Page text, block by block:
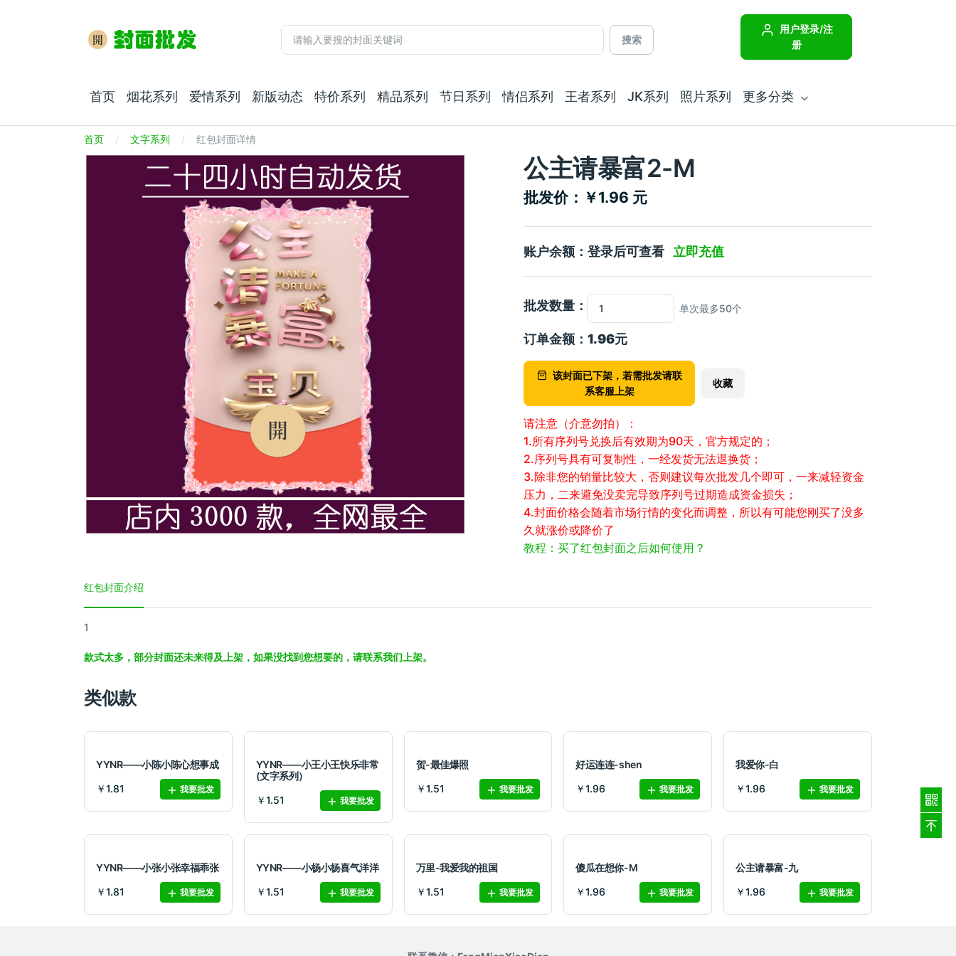
搜索
用户登录/注
册
首页 烟花系列 爱情系列 新版动态 特价系列 精品系列 节日系列 情侣系列 王者系列 JK系列 照片系列 更多分类
首页 文字系列 红包封面详情
公主请暴富2-M
批发价：￥1.96 元
账户余额：登录后可查看 立即充值
批发数量： 单次最多50个
订单金额： 1.96元
该封面已下架，若需批发请联
系客服上架
收藏
请注意（介意勿拍）：
1.所有序列号兑换后有效期为90天，官方规定的；
2.序列号具有可复制性，一经发货无法退换货；
3.除非您的销量比较大，否则建议每次批发几个即可，一来减轻资金
压力，二来避免没卖完导致序列号过期造成资金损失；
4.封面价格会随着市场行情的变化而调整，所以有可能您刚买了没多
久就涨价或降价了
教程：买了红包封面之后如何使用？
红包封面介绍
1
款式太多，部分封面还未来得及上架，如果没找到您想要的，请联系我们上架。
类似款
YYNR——小陈小陈心想事成
￥1.81 我要批发
YYNR——小王小王快乐非常
(文字系列）
￥1.51 我要批发
贺-最佳爆照
￥1.51 我要批发
好运连连-shen
￥1.96 我要批发
我爱你-白
￥1.96 我要批发
YYNR——小张小张幸福乖张
￥1.81 我要批发
YYNR——小杨小杨喜气洋洋
￥1.51 我要批发
万里-我爱我的祖国
￥1.51 我要批发
傻瓜在想你-M
￥1.96 我要批发
公主请暴富-九
￥1.96 我要批发